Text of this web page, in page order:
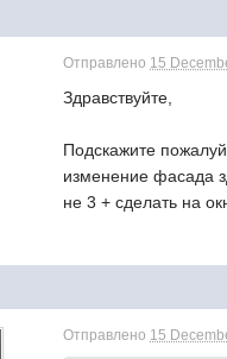
Отправлено 15
Здравствуйте,
Подскажите
изменение фасада
не 3 + сделать на
Отправлено 15